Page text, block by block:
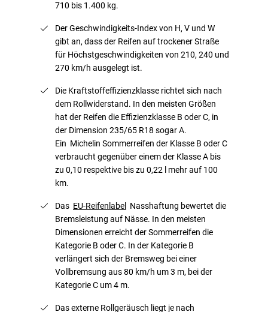
710 bis 1.400 kg.
Der Geschwindigkeits-Index von H, V und W
gibt an, dass der Reifen auf trockener Straße
für Höchstgeschwindigkeiten von 210, 240 und
270 km/h ausgelegt ist.
Die Kraftstoffeffizienzklasse richtet sich nach
dem Rollwiderstand. In den meisten Größen
hat der Reifen die Effizienzklasse B oder C, in
der Dimension 235/65 R18 sogar A.
Ein Michelin Sommerreifen der Klasse B oder C
verbraucht gegenüber einem der Klasse A bis
zu 0,10 respektive bis zu 0,22 l mehr auf 100
km.
Das EU-Reifenlabel
Nasshaftung bewertet die
Bremsleistung auf Nässe. In den meisten
Dimensionen erreicht der Sommerreifen die
Kategorie B oder C. In der Kategorie B
verlängert sich der Bremsweg bei einer
Vollbremsung aus 80 km/h um 3 m, bei der
Kategorie C um 4 m.
Das externe Rollgeräusch liegt je nach